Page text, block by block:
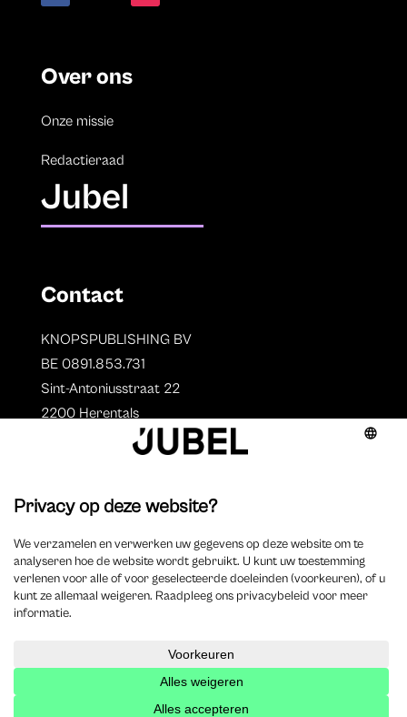
Over ons
Onze missie
Redactieraad
Jubel
Contact
KNOPSPUBLISHING BV
BE 0891.853.731
Sint-Antoniusstraat 22
2200 Herentals
Auteurs
Overzicht auteurs
Auteur worden?
2025 Jubel – Webdesign byWisemen
Cookieverklaring–Disclaimer–